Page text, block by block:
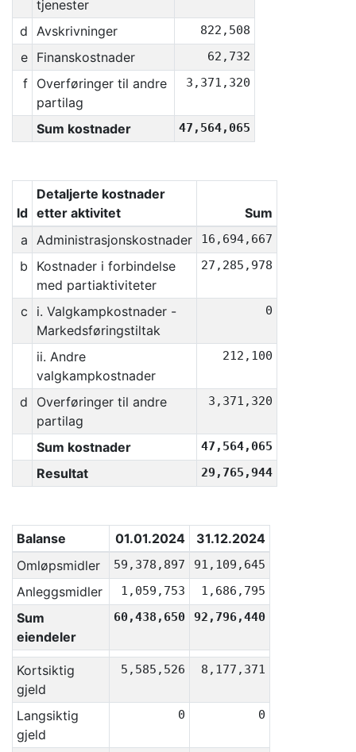
tjenester
d Avskrivninger 822,508
e Finanskostnader 62,732
f Overføringer til andre
partilag
3,371,320
Sum kostnader 47,564,065
Id
Detaljerte kostnader
etter aktivitet
Sum
a Administrasjonskostnader 16,694,667
b
Kostnader i forbindelse
med partiaktiviteter
27,285,978
c
i. Valgkampkostnader -
Markedsføringstiltak
0
ii. Andre
valgkampkostnader
212,100
d
Overføringer til andre
partilag
3,371,320
Sum kostnader 47,564,065
Resultat 29,765,944
Balanse 01.01.2024
31.12.2024
Omløpsmidler
59,378,897 91,109,645
Anleggsmidler 1,059,753 1,686,795
Sum
eiendeler
60,438,650 92,796,440
Kortsiktig
gjeld
5,585,526 8,177,371
Langsiktig
gjeld
0 0